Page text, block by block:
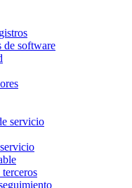
de software
servicio